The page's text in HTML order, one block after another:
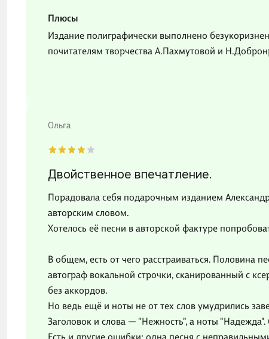
Плюсы
Издание полиграфически выполнено
почитателям творчества А.Пахмутовой и
Ольга
Двойственное впечатление.
Порадовала себя подарочным изданием
авторским словом.
Хотелось её песни в авторской фактуре
В общем, есть от чего расстраиваться. Половина
автограф вокальной строчки, сканированный с
без аккордов.
Но ведь ещё и ноты не от тех слов умудрились
Заголовок и слова — "Нежность", а ноты "Надежда".